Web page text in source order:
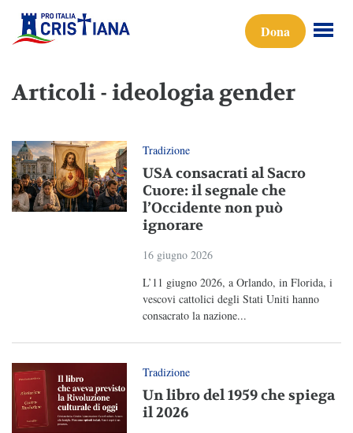
Dona
Articoli - ideologia gender
Tradizione
USA consacrati al Sacro
Cuore: il segnale che
l’Occidente non può
ignorare
16 giugno 2026
L’11 giugno 2026, a Orlando, in Florida, i
vescovi cattolici degli Stati Uniti hanno
consacrato la nazione...
Tradizione
Un libro del 1959 che spiega
il 2026